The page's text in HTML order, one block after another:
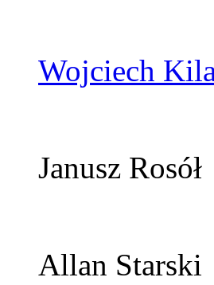
Wojciech
Janusz Rosół
Allan Starski